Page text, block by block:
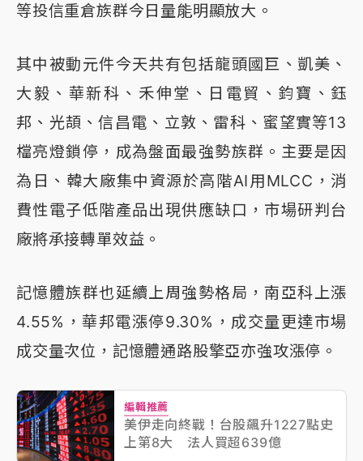
等投信重倉族群今日量能明顯放大。
其中被動元件今天共有包括龍頭國巨、凱美、
大毅、華新科、禾伸堂、日電貿、鈞寶、鈺
邦、光頡、信昌電、立敦、雷科、蜜望實等13
檔亮燈鎖停，成為盤面最強勢族群。主要是因
為日、韓大廠集中資源於高階AI用MLCC，消
費性電子低階產品出現供應缺口，市場研判台
廠將承接轉單效益。
記憶體族群也延續上周強勢格局，南亞科上漲
4.55%，華邦電漲停9.30%，成交量更達市場
成交量次位，記憶體通路股擎亞亦強攻漲停。
編輯推薦
美伊走向終戰！台股飆升1227點史
上第8大 法人買超639億